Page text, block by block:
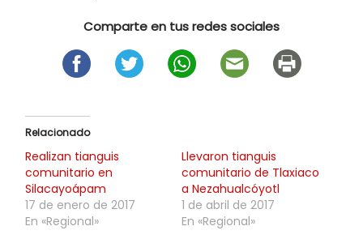
Comparte en tus redes sociales
Relacionado
Realizan tianguis
comunitario en
Silacayoápam
17 de enero de 2017
En «Regional»
Llevaron tianguis
comunitario de Tlaxiaco
a Nezahualcóyotl
1 de abril de 2017
En «Regional»